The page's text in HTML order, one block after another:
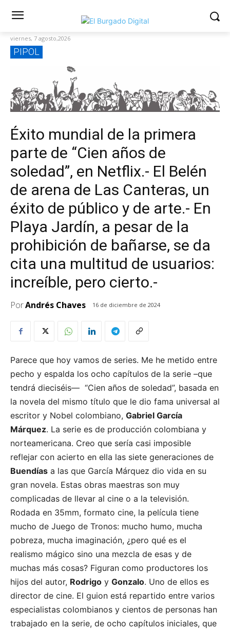
viernes, 7 agosto,2026
PIPOL
Éxito mundial de la primera
parte de “Cien años de
soledad”, en Netflix.- El Belén
de arena de Las Canteras, un
éxito de público y de arte.- En
Playa Jardín, a pesar de la
prohibición de bañarse, se da
cita una multitud de usuarios:
increíble, pero cierto.-
PorAndrés Chaves 16 de diciembre de 2024
Parece que hoy vamos de series. Me he metido entre
pecho y espalda los ocho capítulos de la serie –que
tendrá dieciséis— “Cien años de soledad”, basada en
la novela del mismo título que le dio fama universal al
escritor y Nobel colombiano, Gabriel García
Márquez. La serie es de producción colombiana y
norteamericana. Creo que sería casi imposible
reflejar con acierto en ella las siete generaciones de
Buendías a las que García Márquez dio vida en su
gran novela. Estas obras maestras son muy
complicadas de llevar al cine o a la televisión.
Rodada en 35mm, formato cine, la película tiene
mucho de Juego de Tronos: mucho humo, mucha
pobreza, mucha imaginación, ¿pero qué es el
realismo mágico sino una mezcla de esas y de
muchas más cosas? Figuran como productores los
hijos del autor, Rodrigo y Gonzalo. Uno de ellos es
director de cine. El guion está repartido entre varios
especialistas colombianos y cientos de personas han
trabajado en la serie, de ocho capítulos iniciales, que